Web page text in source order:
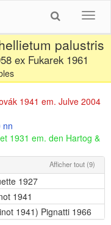
palustris
ex Fukarek 1961
1941 em. Julve 2004
nn
1931 em. den Hartog &
Afficher tout (9)
1927
1941
1941) Pignatti 1966